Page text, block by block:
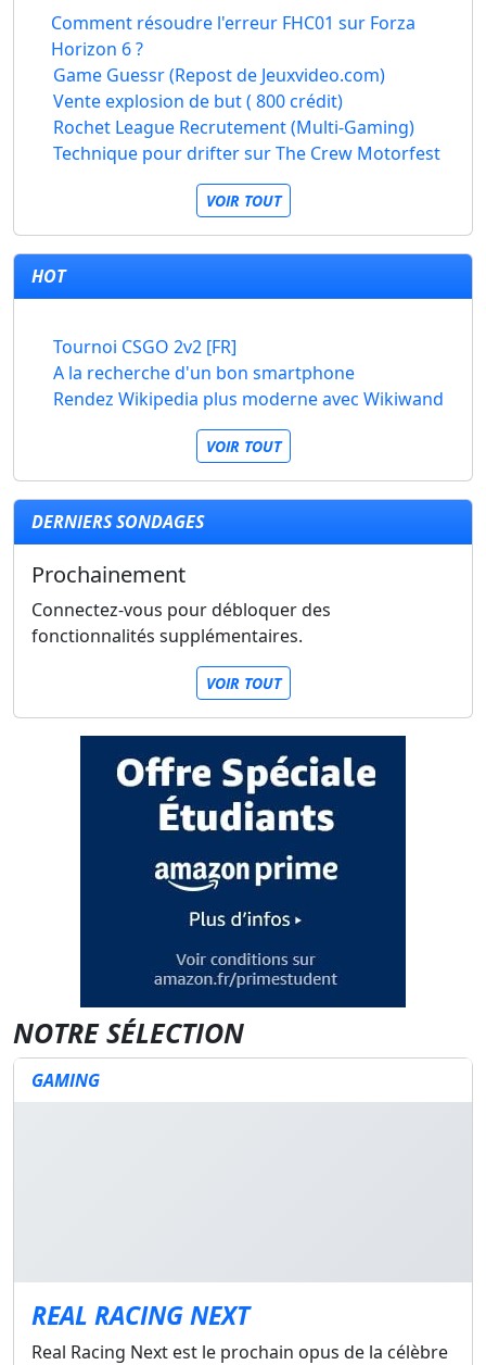
Comment résoudre l'erreur FHC01 sur Forza
Horizon 6 ?
Game Guessr (Repost de Jeuxvideo.com)
Vente explosion de but ( 800 crédit)
Rochet League Recrutement (Multi-Gaming)
Technique pour drifter sur The Crew Motorfest
VOIR TOUT
HOT
Tournoi CSGO 2v2 [FR]
A la recherche d'un bon smartphone
Rendez Wikipedia plus moderne avec Wikiwand
VOIR TOUT
DERNIERS SONDAGES
Prochainement
Connectez-vous pour débloquer des
fonctionnalités supplémentaires.
VOIR TOUT
NOTRE SÉLECTION
GAMING
REAL RACING NEXT
Real Racing Next est le prochain opus de la célèbre